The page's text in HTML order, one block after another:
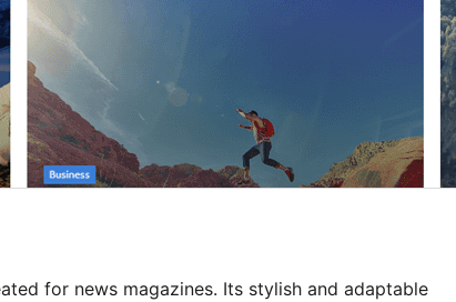
for news magazines. Its stylish and adaptable